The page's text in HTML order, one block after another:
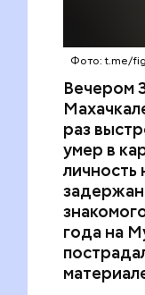
Фото: t.me/
Вечером
раз
умер в
года на
Тогда